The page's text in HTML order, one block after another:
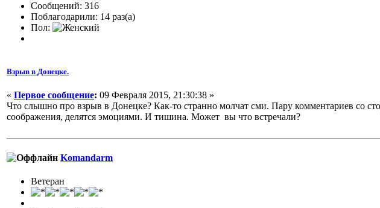
Сообщений: 316
Поблагодарили: 14 раз(а)
Пол:
Взрыв в Донецке.
« Первое сообщение: 09 Февраля 2015, 21:30:38 »
Что слышно про взрыв в Донецке? Как-то странно молчат сми. Пару комментариев со
соображения, делятся эмоциями. И тишина. Может вы что встречали?
Komandarm
Ветеран